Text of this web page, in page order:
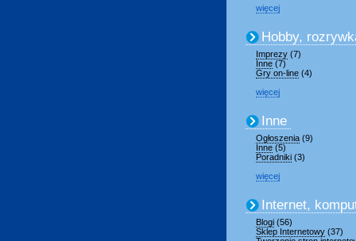
więcej
Hobby,
Imprezy (7)
Inne (7)
Gry on-line (4)
więcej
Inne
Ogłoszenia (9)
Inne (5)
Poradniki (3)
więcej
Internet,
Blogi (56)
Sklep Internetowy (37)